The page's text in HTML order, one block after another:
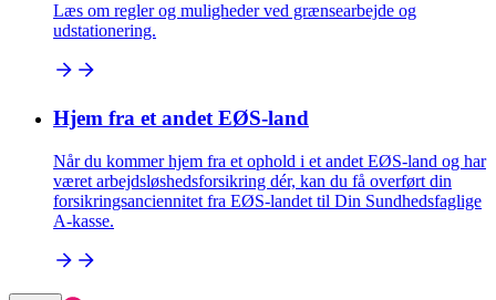
Læs om regler og muligheder ved grænsearbejde og
udstationering.
Hjem fra et andet EØS-land
Når du kommer hjem fra et ophold i et andet EØS-land og har
været arbejdsløshedsforsikring dér, kan du få overført din
forsikringsanciennitet fra EØS-landet til Din Sundhedsfaglige
A-kasse.